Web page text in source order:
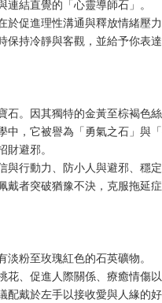
結直覺的「心靈導師石」。
促進理性溝通與釋放情緒壓
持冷靜與客觀，並給予你表達
。因其獨特的金黃至棕褐色絲
，它被譽為「勇氣之石」與「
避邪。
行動力、防小人與避邪、穩定
者突破猶豫不決，克服拖延症
粉至玫瑰紅色的石英礦物。
、促進人際關係、療癒情傷
戴於左手以接收愛與人緣的好